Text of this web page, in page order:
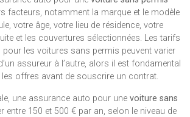
facteurs, notamment la marque et le modèle
votre âge, votre lieu de résidence, votre
et les couvertures sélectionnées. Les tarifs
pour les voitures sans permis peuvent varier
assureur à l’autre, alors il est fondamental
offres avant de souscrire un contrat.
une assurance auto pour une voiture sans
entre 150 et 500 € par an, selon le niveau de